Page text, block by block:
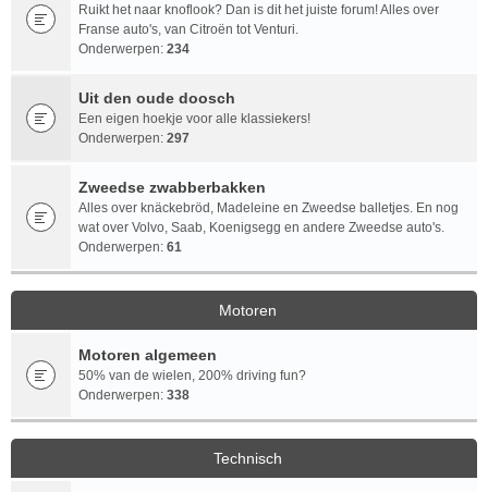
Ruikt het naar knoflook? Dan is dit het juiste forum! Alles over
Franse auto's, van Citroën tot Venturi.
Onderwerpen: 234
Uit den oude doosch
Een eigen hoekje voor alle klassiekers!
Onderwerpen: 297
Zweedse zwabberbakken
Alles over knäckebröd, Madeleine en Zweedse balletjes. En nog
wat over Volvo, Saab, Koenigsegg en andere Zweedse auto's.
Onderwerpen: 61
Motoren
Motoren algemeen
50% van de wielen, 200% driving fun?
Onderwerpen: 338
Technisch